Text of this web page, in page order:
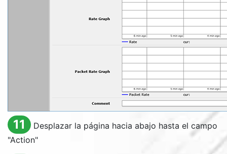
11
Desplazar la página hacia abajo hasta el campo
"Action"